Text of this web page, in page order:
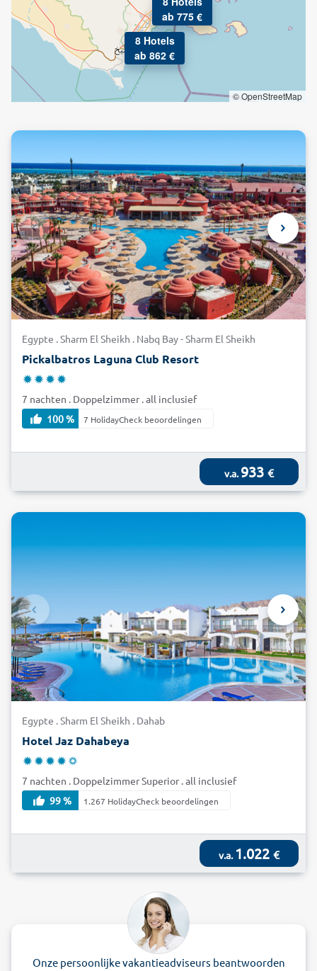
8 Hotels
ab 862 €
ab 775 €
© OpenStreetMap
Egypte . Sharm El Sheikh . Nabq Bay - Sharm El Sheikh
Pickalbatros Laguna Club Resort
7 nachten . Doppelzimmer . all inclusief
100 %
7 HolidayCheck beoordelingen
v.a.933 €
Egypte . Sharm El Sheikh . Dahab
Hotel Jaz Dahabeya
7 nachten . Doppelzimmer Superior . all inclusief
99 %
1.267 HolidayCheck beoordelingen
v.a.1.022 €
Onze persoonlijke vakantieadviseurs beantwoorden